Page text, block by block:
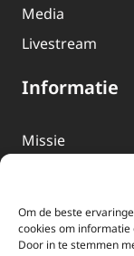
Om de beste
cookies om
Door in te stemmen
Media
Livestream
Informatie
Missie
EWTN-Team